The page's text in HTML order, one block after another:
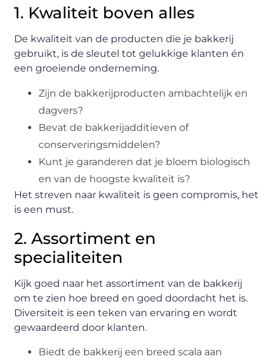
1. Kwaliteit boven alles
De kwaliteit van de producten die je bakkerij
gebruikt, is de sleutel tot gelukkige klanten én
een groeiende onderneming.
Zijn de bakkerijproducten ambachtelijk en
dagvers?
Bevat de bakkerijadditieven of
conserveringsmiddelen?
Kunt je garanderen dat je bloem biologisch
en van de hoogste kwaliteit is?
Het streven naar kwaliteit is geen compromis, het
is een must.
2. Assortiment en
specialiteiten
Kijk goed naar het assortiment van de bakkerij
om te zien hoe breed en goed doordacht het is.
Diversiteit is een teken van ervaring en wordt
gewaardeerd door klanten.
Biedt de bakkerij een breed scala aan